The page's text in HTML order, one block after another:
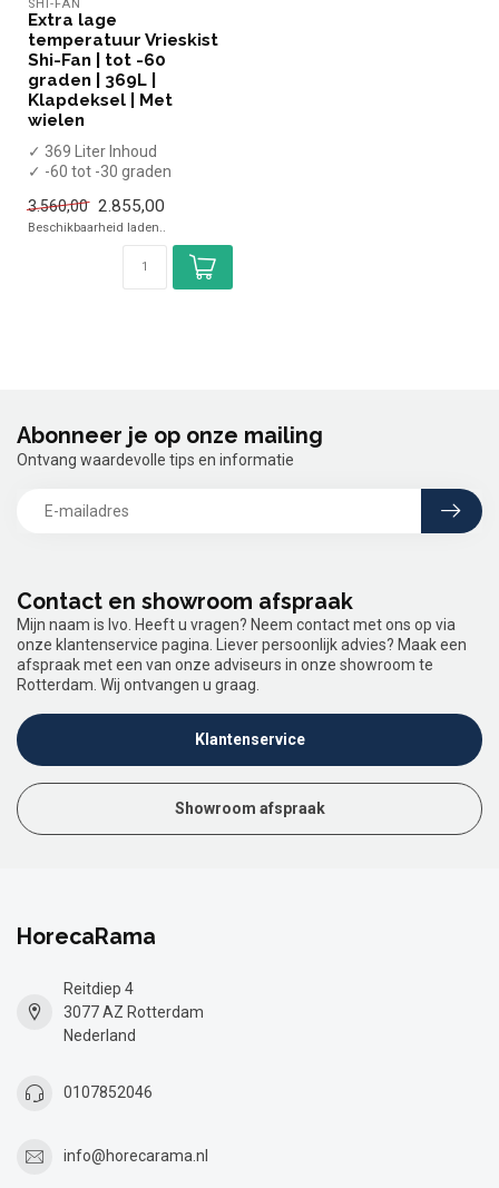
SHI-FAN
Extra lage
temperatuur Vrieskist
Shi-Fan | tot -60
graden | 369L |
Klapdeksel | Met
wielen
✓ 369 Liter Inhoud
✓ -60 tot -30 graden
diepte 79,5 ...
3.560,00 2.855,00
Beschikbaarheid laden..
Contact en showroom afspraak
Mijn naam is Ivo. Heeft u vragen? Neem contact met ons op via
onze klantenservice pagina. Liever persoonlijk advies? Maak een
afspraak met een van onze adviseurs in onze showroom te
Rotterdam. Wij ontvangen u graag.
Klantenservice
Showroom afspraak
Abonneer je op onze mailing
Ontvang waardevolle tips en informatie
HorecaRama
Reitdiep 4
3077 AZ Rotterdam
Nederland
0107852046
info@horecarama.nl